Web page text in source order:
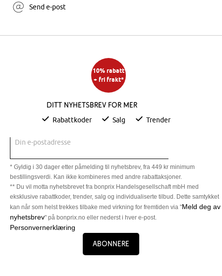
Send e-post
10% rabatt
+ fri frakt*
Ditt nyhetsbrev for mer
Rabattkoder Salg Trender
Din e-postadresse
* Gyldig i 30 dager etter påmelding til nyhetsbrev, fra 449 kr minimum
bestillingsverdi. Kan ikke kombineres med andre rabattaksjoner.
** Du vil motta nyhetsbrevet fra bonprix Handelsgesellschaft mbH med
eksklusive rabattkoder, trender, salg og individualiserte tilbud. Dette samtykket
kan når som helst trekkes tilbake med virkning for fremtiden via "Meld deg av
nyhetsbrev" på bonprix.no eller nederst i hver e-post.
Personvernerklæring
Abonnere